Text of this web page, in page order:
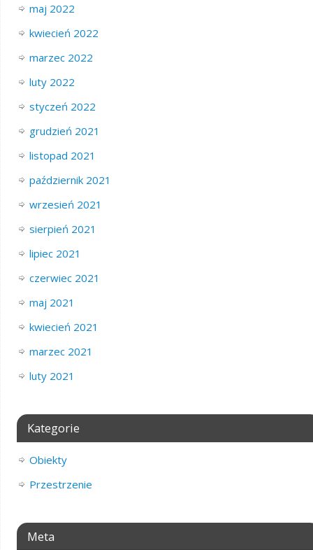
maj 2022
kwiecień 2022
marzec 2022
luty 2022
styczeń 2022
grudzień 2021
listopad 2021
październik 2021
wrzesień 2021
sierpień 2021
lipiec 2021
czerwiec 2021
maj 2021
kwiecień 2021
marzec 2021
luty 2021
Kategorie
Obiekty
Przestrzenie
Meta